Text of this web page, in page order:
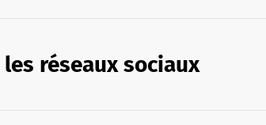
réseaux sociaux